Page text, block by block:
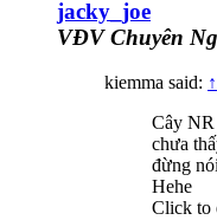
jacky_joe
VĐV Chuyên
kiemma said: ↑
Cây
chưa
đừng
Hehe
Click to